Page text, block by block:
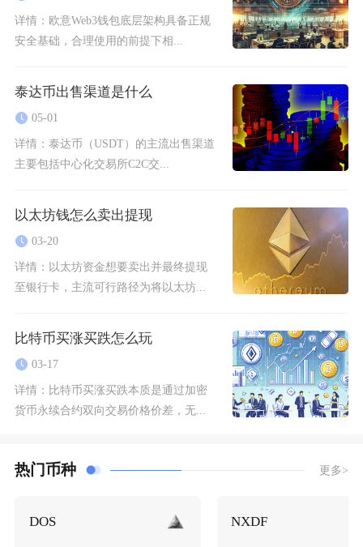
详情： 欧意Web3钱包底层架构具备正规
安全基础，合理使用的前提下相...
泰达币出售渠道是什么
05-01
详情： 泰达币（USDT）的主流出售渠道
主要包括中心化交易所C2C交...
以太坊钱怎么卖出提现
03-20
详情： 以太坊资金想要卖出并最终提现
至银行卡，主流可行路径为将以太坊...
比特币买涨买跌怎么玩
03-17
详情： 比特币买涨买跌本质是通过加密
货币永续合约双向交易价格价差，无...
热门币种 更多>
DOS NXDF